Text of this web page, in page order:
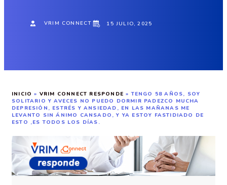
VRIM CONNECT 15 JULIO, 2025
INICIO » VRIM CONNECT RESPONDE »TENGO 58 AÑOS, SOY
SOLITARIO Y AVECES NO PUEDO DORMIR PADEZCO MUCHA
DEPRESIÓN, ESTRÉS Y ANSIEDAD, EN LAS MAÑANAS ME
LEVANTO SIN ÁNIMO CANSADO, Y YA ESTOY FASTIDIADO DE
ESTO ,ES TODOS LOS DÍAS.